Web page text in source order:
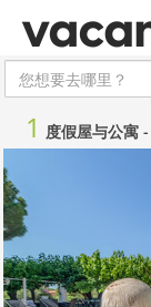
1 度假屋与公寓 -